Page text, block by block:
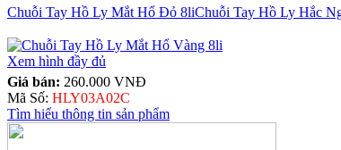
Chuỗi Tay Hồ Ly Mắt Hổ Đỏ 8liChuỗi Tay Hồ Ly Hắc
Xem hình đầy đủ
Giá bán: 260.000 VNĐ
Mã Số: HLY03A02C
Tìm hiểu thông tin sản phẩm